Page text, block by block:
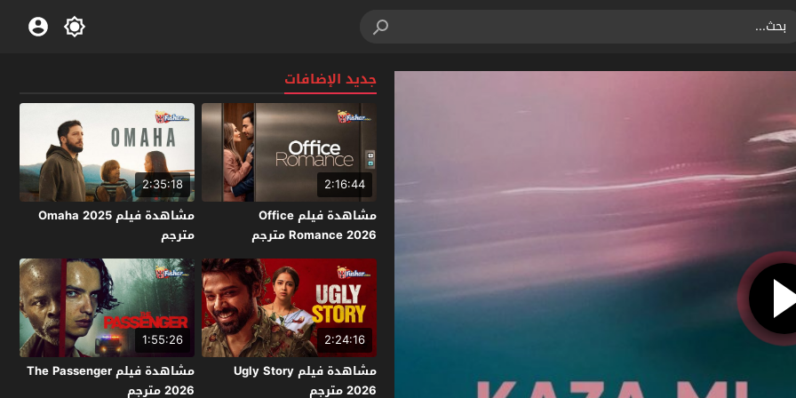
جديد الإضافات
2:16:44
مشاهدة فيلم Office
Romance 2026 مترجم
2:35:18
مشاهدة فيلم Omaha 2025
مترجم
2:24:16
مشاهدة فيلم Ugly Story
2026 مترجم
1:55:26
مشاهدة فيلم The Passenger
2026 مترجم